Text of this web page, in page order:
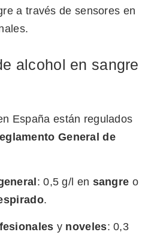
a través de sensores en
alcohol en sangre
España están regulados
General de
: 0,5 g/l en sangre o
.
y noveles: 0,3